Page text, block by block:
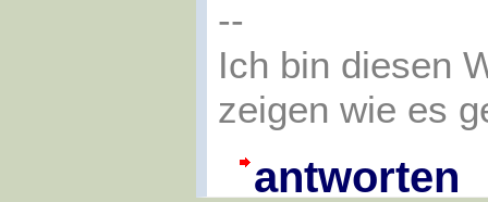
--
Ich bin diesen
zeigen wie es
antworten